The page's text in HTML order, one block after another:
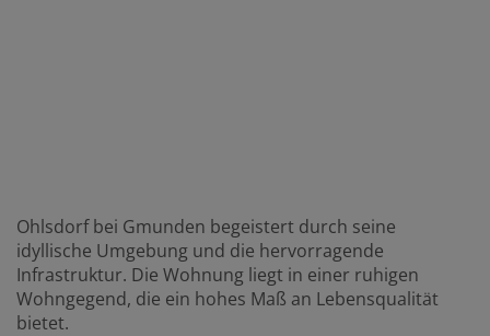
Ohlsdorf bei Gmunden begeistert durch seine
idyllische Umgebung und die hervorragende
Infrastruktur. Die Wohnung liegt in einer ruhigen
Wohngegend, die ein hohes Maß an Lebensqualität
bietet.